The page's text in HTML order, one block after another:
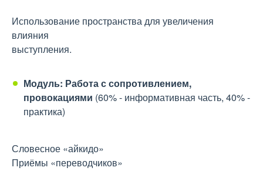
Использование пространства для увеличения
влияния
выступления.
Модуль: Работа с сопротивлением,
провокациями (60% - информативная часть, 40% -
практика)
Словесное «айкидо»
Приёмы «переводчиков»